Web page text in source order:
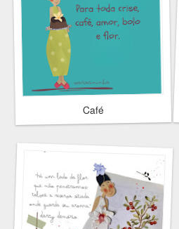
Café